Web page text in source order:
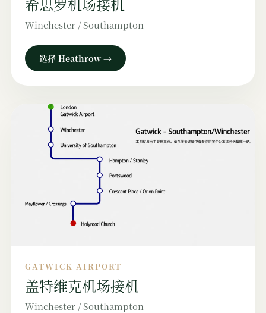
Winchester / Southampton
选择 Heathrow →
GATWICK AIRPORT
盖特维克机场接机
Winchester / Southampton